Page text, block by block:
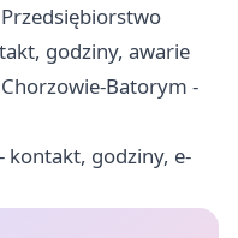
godziny, awarie
Batorym -
kontakt, godziny, e-